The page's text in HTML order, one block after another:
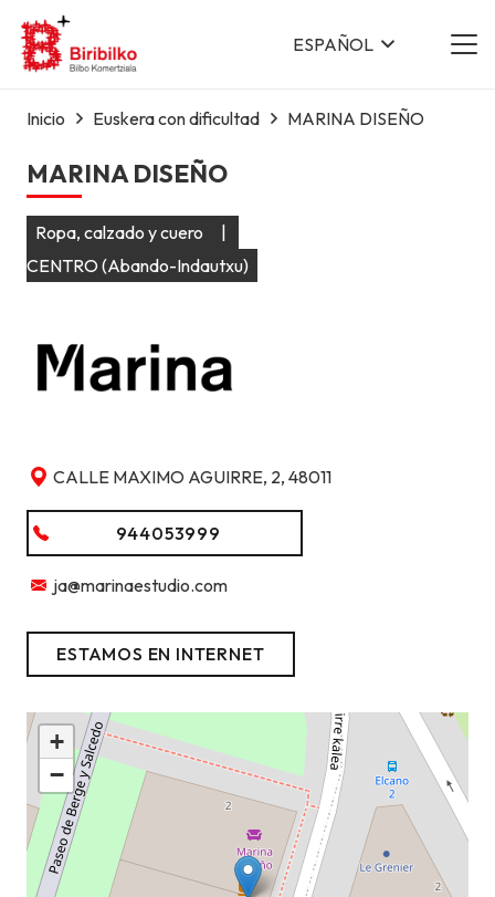
ESPAÑOL
Inicio Euskera con dificultad MARINA DISEÑO
MARINA DISEÑO
Ropa, calzado y cuero
|
CENTRO (Abando-Indautxu)
CALLE MAXIMO AGUIRRE, 2, 48011
944053999
ja@marinaestudio.com
ESTAMOS EN INTERNET
+
−